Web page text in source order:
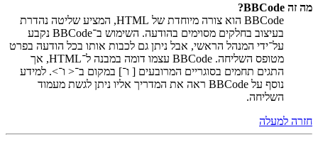
מה זה BBCode?
BBCode הוא צורה מיוחדת של HTML, המציע שליטה נהדרת
בעיצוב בחלקים מסוימים בהודעה. השימוש ב־BBCode נקבע
על־ידי המנהל הראשי, אבל ניתן גם לכבות אותו בכל הודעה בפרט
מטופס השליחה. BBCode עצמו דומה במבנה ל־HTML, אך
התגים תחמים בסוגריים המרובעים [ ו־] במקום ב־< ו־>. למידע
נוסף על BBCode ראה את המדריך אליו ניתן לגשת מעמוד
השליחה.
חזרה למעלה